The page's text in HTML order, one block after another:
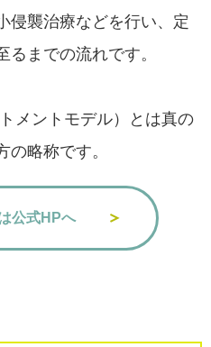
侵襲治療などを行い、定
までの流れです。
メントモデル）とは真の
の略称です。
公式HPへ